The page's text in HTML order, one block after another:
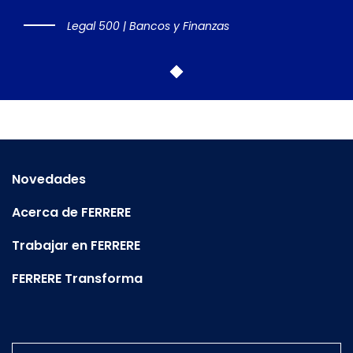
Legal 500 | Bancos y Finanzas
Novedades
Acerca de FERRERE
Trabajar en FERRERE
FERRERE Transforma